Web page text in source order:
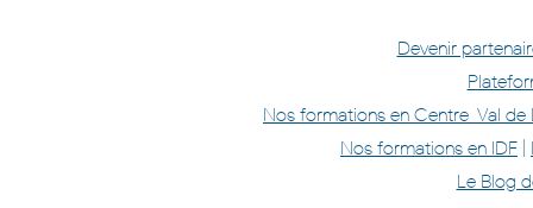
Devenir
Nos formations en Centre-Val de
Nos formations en IDF
Le Blog